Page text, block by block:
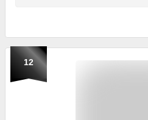
12